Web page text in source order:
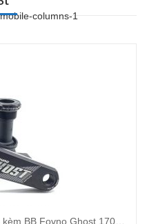
columns-1